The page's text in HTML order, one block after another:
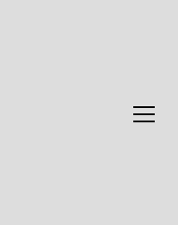
ist &